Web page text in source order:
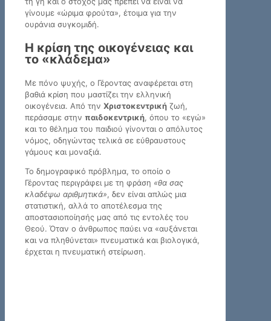
γίνουμε «ώριμα φρούτα», έτοιμα για την
ουράνια συγκομιδή.
Η κρίση της οικογένειας και
το «κλάδεμα»
Με πόνο ψυχής, ο Γέροντας αναφέρεται στη
βαθιά κρίση που μαστίζει την ελληνική
οικογένεια. Από την Χριστοκεντρική ζωή,
περάσαμε στην παιδοκεντρική, όπου το «εγώ»
και το θέλημα του παιδιού γίνονται ο απόλυτος
νόμος, οδηγώντας τελικά σε εύθραυστους
γάμους και μοναξιά.
Το δημογραφικό πρόβλημα, το οποίο ο
Γέροντας περιγράφει με τη φράση «θα σας
κλαδέψω αριθμητικά», δεν είναι απλώς μια
στατιστική, αλλά το αποτέλεσμα της
αποστασιοποίησής μας από τις εντολές του
Θεού. Όταν ο άνθρωπος παύει να «αυξάνεται
και να πληθύνεται» πνευματικά και βιολογικά,
έρχεται η πνευματική στείρωση.